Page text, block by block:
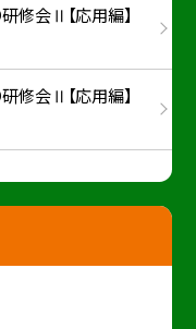
修会Ⅱ【応用編】
修会Ⅱ【応用編】